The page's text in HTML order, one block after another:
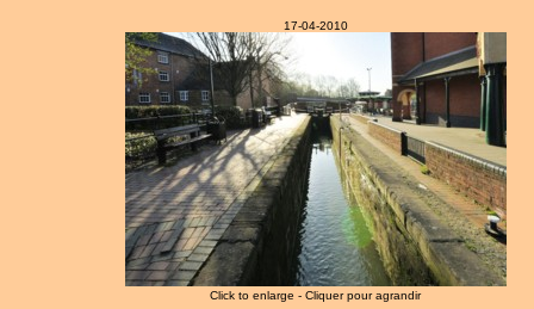
17-04-2010
Click to enlarge - Cliquer pour agrandir